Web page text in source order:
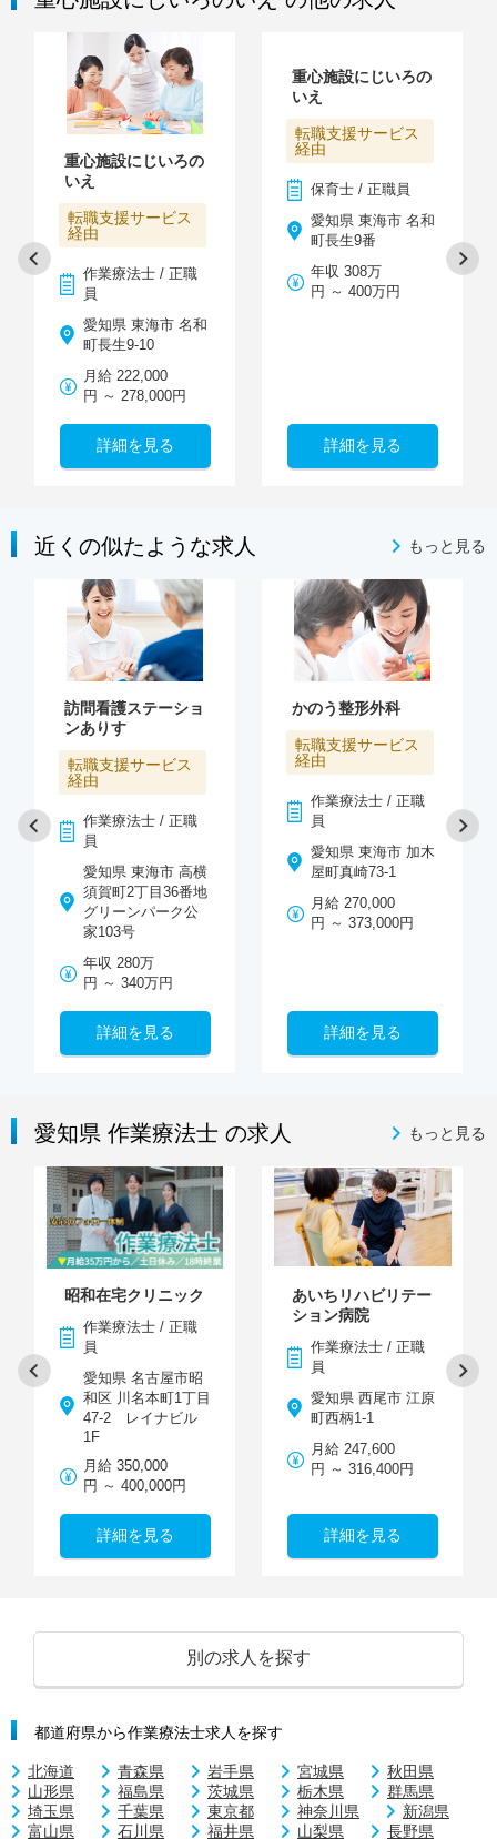
重心施設にじいろの
いえ
転職支援サービス
経由
作業療法士 / 正職
員
愛知県 東海市 名和
町長生9‐10
月給 222,000
円 ～ 278,000円
詳細を見る
重心施設にじいろの
いえ
転職支援サービス
経由
保育士 / 正職員
愛知県 東海市 名和
町長生9番
年収 308万
円 ～ 400万円
詳細を見る
近くの似たような求人 もっと見る
訪問看護ステーショ
ンありす
転職支援サービス
経由
作業療法士 / 正職
員
愛知県 東海市 高横
須賀町2丁目36番地
グリーンパーク公
家103号
年収 280万
円 ～ 340万円
詳細を見る
かのう整形外科
転職支援サービス
経由
作業療法士 / 正職
員
愛知県 東海市 加木
屋町真崎73-1
月給 270,000
円 ～ 373,000円
詳細を見る
愛知県 作業療法士 の求人 もっと見る
昭和在宅クリニック
作業療法士 / 正職
員
愛知県 名古屋市昭
和区 川名本町1丁目
47-2 レイナビル
1F
月給 350,000
円 ～ 400,000円
詳細を見る
あいちリハビリテー
ション病院
作業療法士 / 正職
員
愛知県 西尾市 江原
町西柄1-1
月給 247,600
円 ～ 316,400円
詳細を見る
別の求人を探す
都道府県から作業療法士求人を探す
北海道 青森県 岩手県 宮城県
秋田県
山形県
福島県 茨城県 栃木県
群馬県
埼玉県
千葉県 東京都 神奈川県
新潟県
富山県
石川県 福井県 山梨県
長野県